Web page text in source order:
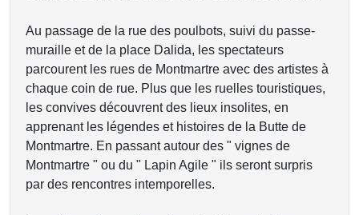
Au passage de la rue des poulbots, suivi du passe-
muraille et de la place Dalida, les spectateurs
parcourent les rues de Montmartre avec des artistes à
chaque coin de rue. Plus que les ruelles touristiques,
les convives découvrent des lieux insolites, en
apprenant les légendes et histoires de la Butte de
Montmartre. En passant autour des " vignes de
Montmartre " ou du " Lapin Agile " ils seront surpris
par des rencontres intemporelles.